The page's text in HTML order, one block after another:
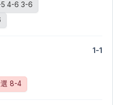
5 4-6 3-6
1-1
選 8-4